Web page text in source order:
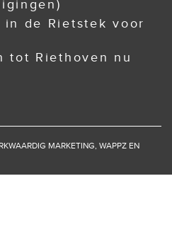
in de Rietstek voor
tot Riethoven nu
MARKETING WAPPZ EN